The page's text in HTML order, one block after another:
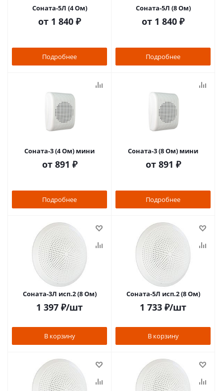
Соната-5Л (4 Ом)
от 1 840 ₽
Подробнее
Соната-5Л (8 Ом)
от 1 840 ₽
Подробнее
Соната-3 (4 Ом) мини
от 891 ₽
Подробнее
Соната-3 (8 Ом) мини
от 891 ₽
Подробнее
Соната-3Л исп.2 (8 Ом)
1 397 ₽/шт
В корзину
Соната-5Л исп.2 (8 Ом)
1 733 ₽/шт
В корзину